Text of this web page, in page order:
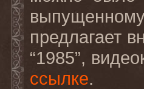
предлагает
“1985”,
ссылке.